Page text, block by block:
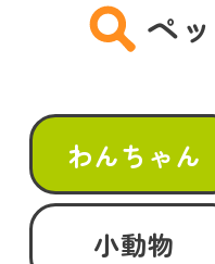
ペ
わんちゃん
小動物